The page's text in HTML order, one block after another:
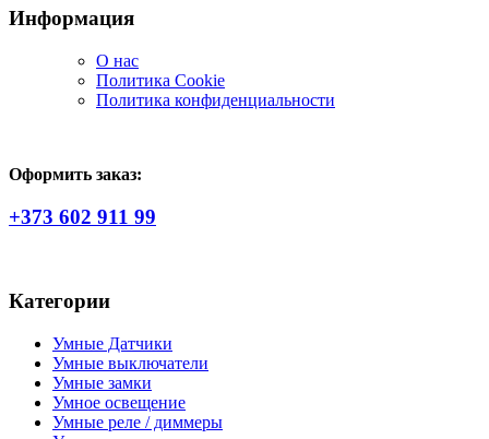
Информация
О нас
Политика Сookie
Политика конфиденциальности
Оформить заказ:
+373 602 911 99
Категории
Умные Датчики
Умные выключатели
Умные замки
Умное освещение
Умные реле / диммеры